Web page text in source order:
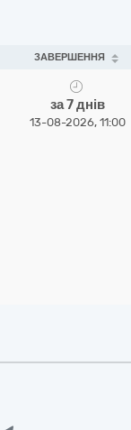
ЗАВЕРШЕННЯ
за 7 днів
13-08-2026, 11:00